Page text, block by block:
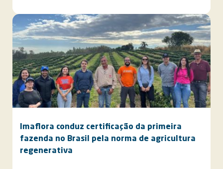
Imaflora conduz certificação da primeira
fazenda no Brasil pela norma de agricultura
regenerativa